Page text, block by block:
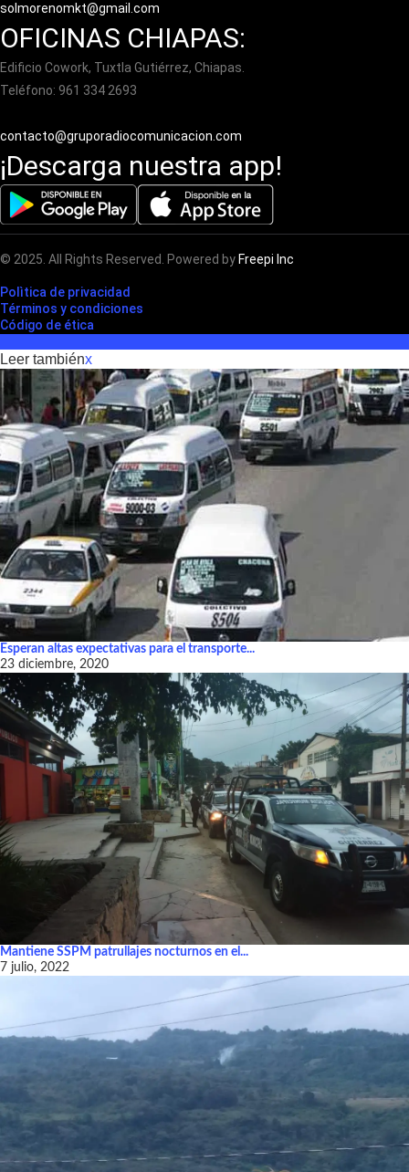
solmorenomkt@gmail.com
OFICINAS CHIAPAS:
Edificio Cowork, Tuxtla Gutiérrez, Chiapas.
Teléfono: 961 334 2693
contacto@gruporadiocomunicacion.com
¡Descarga nuestra app!
© 2025. All Rights Reserved. Powered by Freepi Inc
Polìtica de privacidad
Términos y condiciones
Código de ética
Leer tambiénx
Esperan altas expectativas para el transporte...
23 diciembre, 2020
Mantiene SSPM patrullajes nocturnos en el...
7 julio, 2022